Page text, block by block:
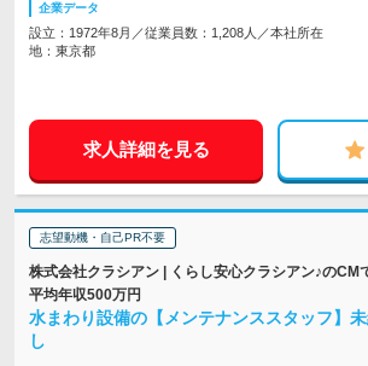
企業データ
設立：1972年8月／従業員数：1,208人／本社所在
地：東京都
求人詳細を見る
志望動機・自己PR不要
株式会社クラシアン | くらし安心クラシアン♪のCM
平均年収500万円
水まわり設備の【メンテナンススタッフ】
し